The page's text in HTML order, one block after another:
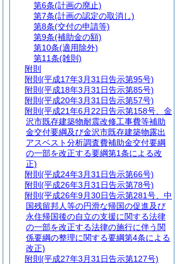
第6条(計画の廃止)
第7条(計画の認定の取消し)
第8条(交付の申請等)
第9条(補助金の額)
第10条(適用除外)
第11条(雑則)
附則
附則 (平成17年3月31日告示第95号)
附則 (平成18年3月31日告示第85号)
附則 (平成20年3月31日告示第57号)
附則 (平成21年6月22日告示第158号、金
沢市既存建築物耐震改修工事費等補助
金交付要綱及び金沢市既存建築物露出
アスベスト分析調査費補助金交付要綱
の一部を改正する要綱第1条による改
正)
附則 (平成24年3月31日告示第66号)
附則 (平成26年3月31日告示第78号)
附則 (平成26年9月30日告示第281号、中
国残留邦人等の円滑な帰国の促進及び
永住帰国後の自立の支援に関する法律
の一部を改正する法律の施行に伴う関
係要綱の整理に関する要綱第4条による
改正)
附則 (平成27年3月31日告示第127号)